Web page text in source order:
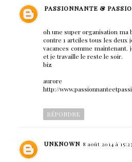
PASSIONNANTE &
oh une super organisation ma
contre 1 artciles tous les deux
vacances comme
et je travaille le reste le soir.
biz
aurore
http://
RÉPONDRE
UNKNOWN 8 août 2014 à